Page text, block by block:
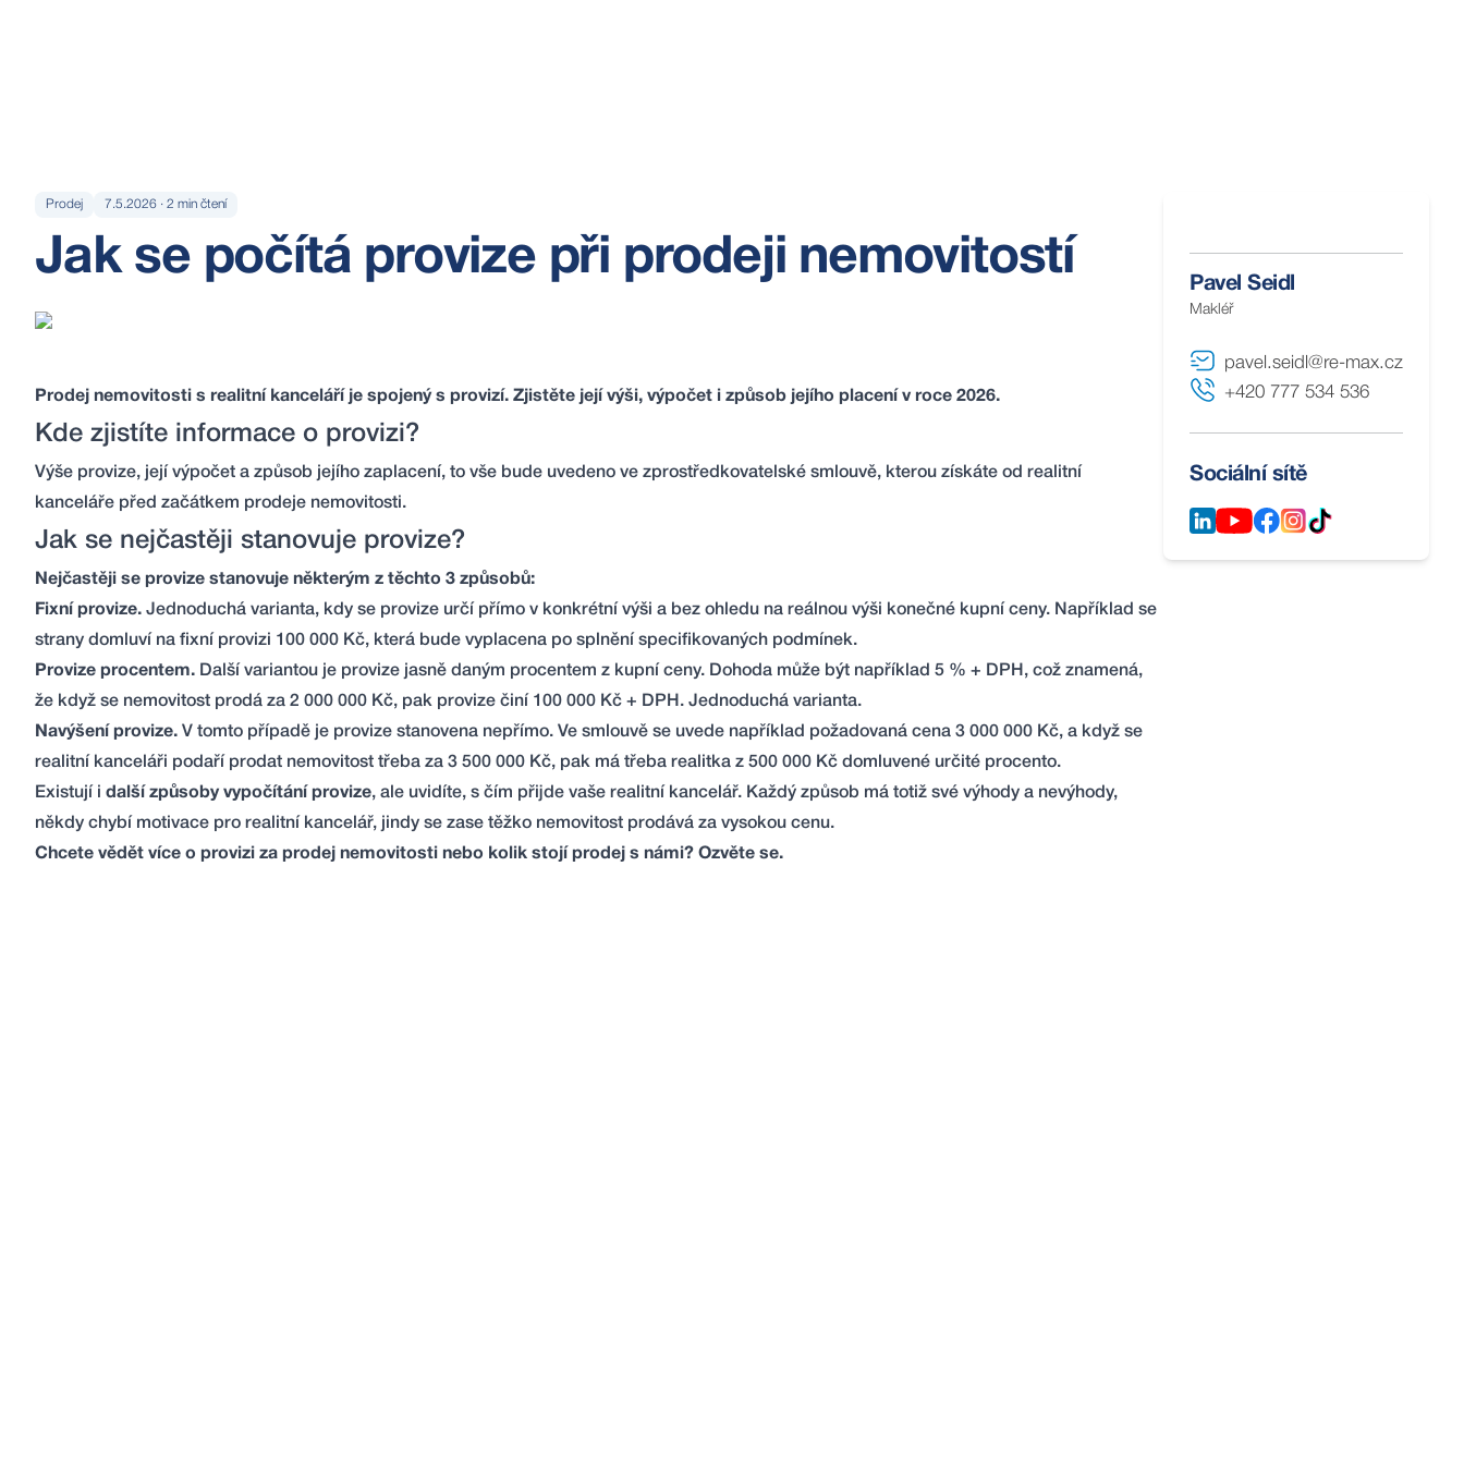
Prodej 7.5.2026 · 2 min čtení
Jak se počítá provize při prodeji nemovitostí
Prodej nemovitosti s realitní kanceláří je spojený s provizí. Zjistěte její výši, výpočet i způsob jejího placení v roce 2026.
Kde zjistíte informace o provizi?
Výše provize, její výpočet a způsob jejího zaplacení, to vše bude uvedeno ve zprostředkovatelské smlouvě, kterou získáte od realitní
kanceláře před začátkem prodeje nemovitosti.
Jak se nejčastěji stanovuje provize?
Nejčastěji se provize stanovuje některým z těchto 3 způsobů:
Fixní provize. Jednoduchá varianta, kdy se provize určí přímo v konkrétní výši a bez ohledu na reálnou výši konečné kupní ceny. Například se
strany domluví na fixní provizi 100 000 Kč, která bude vyplacena po splnění specifikovaných podmínek.
Provize procentem. Další variantou je provize jasně daným procentem z kupní ceny. Dohoda může být například 5 % + DPH, což znamená,
že když se nemovitost prodá za 2 000 000 Kč, pak provize činí 100 000 Kč + DPH. Jednoduchá varianta.
Navýšení provize. V tomto případě je provize stanovena nepřímo. Ve smlouvě se uvede například požadovaná cena 3 000 000 Kč, a když se
realitní kanceláři podaří prodat nemovitost třeba za 3 500 000 Kč, pak má třeba realitka z 500 000 Kč domluvené určité procento.
Existují i další způsoby vypočítání provize, ale uvidíte, s čím přijde vaše realitní kancelář. Každý způsob má totiž své výhody a nevýhody,
někdy chybí motivace pro realitní kancelář, jindy se zase těžko nemovitost prodává za vysokou cenu.
Chcete vědět více o provizi za prodej nemovitosti nebo kolik stojí prodej s námi? Ozvěte se.
Pavel Seidl
Makléř
pavel.seidl@re-max.cz
+420 777 534 536
Sociální sítě